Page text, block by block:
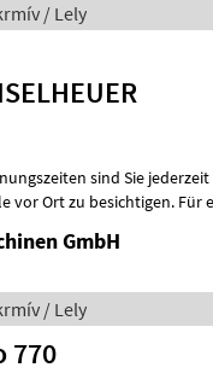
/ Lely
GmbH
/ Lely
770